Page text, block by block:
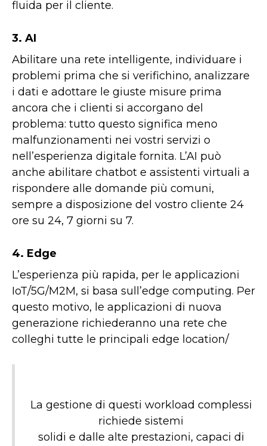
fluida per il cliente.
3. AI
Abilitare una rete intelligente, individuare i
problemi prima che si verifichino, analizzare
i dati e adottare le giuste misure prima
ancora che i clienti si accorgano del
problema: tutto questo significa meno
malfunzionamenti nei vostri servizi o
nell’esperienza digitale fornita. L’AI può
anche abilitare chatbot e assistenti virtuali a
rispondere alle domande più comuni,
sempre a disposizione del vostro cliente 24
ore su 24, 7 giorni su 7.
4. Edge
L’esperienza più rapida, per le applicazioni
IoT/5G/M2M, si basa sull’edge computing. Per
questo motivo, le applicazioni di nuova
generazione richiederanno una rete che
colleghi tutte le principali edge location/
La gestione di questi workload complessi
richiede sistemi
solidi e dalle alte prestazioni, capaci di